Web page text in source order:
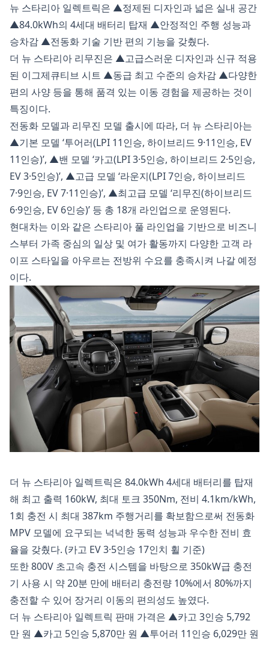
뉴 스타리아 일렉트릭은 ▲정제된 디자인과 넓은 실내 공간
▲84.0kWh의 4세대 배터리 탑재 ▲안정적인 주행 성능과
승차감 ▲전동화 기술 기반 편의 기능을 갖췄다.
더 뉴 스타리아 리무진은 ▲고급스러운 디자인과 신규 적용
된 이그제큐티브 시트 ▲동급 최고 수준의 승차감 ▲다양한
편의 사양 등을 통해 품격 있는 이동 경험을 제공하는 것이
특징이다.
전동화 모델과 리무진 모델 출시에 따라, 더 뉴 스타리아는
▲기본 모델 ‘투어러(LPI 11인승, 하이브리드 9·11인승, EV
11인승)’, ▲밴 모델 ‘카고(LPI 3·5인승, 하이브리드 2·5인승,
EV 3·5인승)’, ▲고급 모델 ‘라운지(LPI 7인승, 하이브리드
7·9인승, EV 7·11인승)’, ▲최고급 모델 ‘리무진(하이브리드
6·9인승, EV 6인승)’ 등 총 18개 라인업으로 운영된다.
현대차는 이와 같은 스타리아 풀 라인업을 기반으로 비즈니
스부터 가족 중심의 일상 및 여가 활동까지 다양한 고객 라
이프 스타일을 아우르는 전방위 수요를 충족시켜 나갈 예정
이다.
더 뉴 스타리아 일렉트릭은 84.0kWh 4세대 배터리를 탑재
해 최고 출력 160kW, 최대 토크 350Nm, 전비 4.1km/kWh,
1회 충전 시 최대 387km 주행거리를 확보함으로써 전동화
MPV 모델에 요구되는 넉넉한 동력 성능과 우수한 전비 효
율을 갖췄다. (카고 EV 3·5인승 17인치 휠 기준)
또한 800V 초고속 충전 시스템을 바탕으로 350kW급 충전
기 사용 시 약 20분 만에 배터리 충전량 10%에서 80%까지
충전할 수 있어 장거리 이동의 편의성도 높였다.
더 뉴 스타리아 일렉트릭 판매 가격은 ▲카고 3인승 5,792
만 원 ▲카고 5인승 5,870만 원 ▲투어러 11인승 6,029만 원